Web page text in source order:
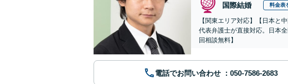
国際結婚 料金表
【関東エリア対応】【日本と
代表弁護士が直接対応。日本
回相談無料】
電話でお問い合わせ